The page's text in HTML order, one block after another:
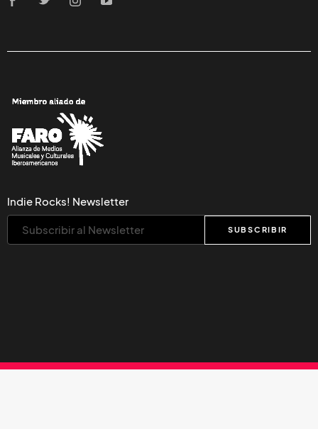
Indie Rocks! Newsletter